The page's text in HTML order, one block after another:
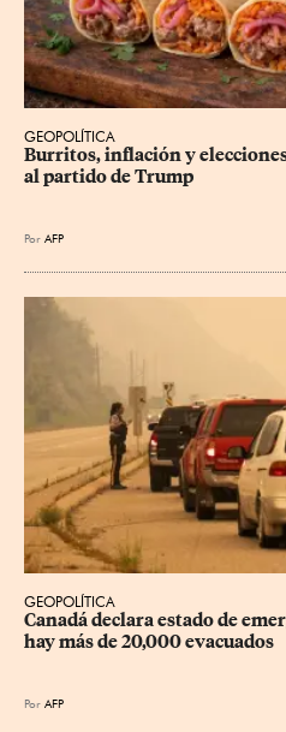
GEOPOLÍTICA
Burritos, inflación y
al partido de Trump
Por AFP
GEOPOLÍTICA
Canadá declara estado de
hay más de 20,000 evacuados
Por AFP